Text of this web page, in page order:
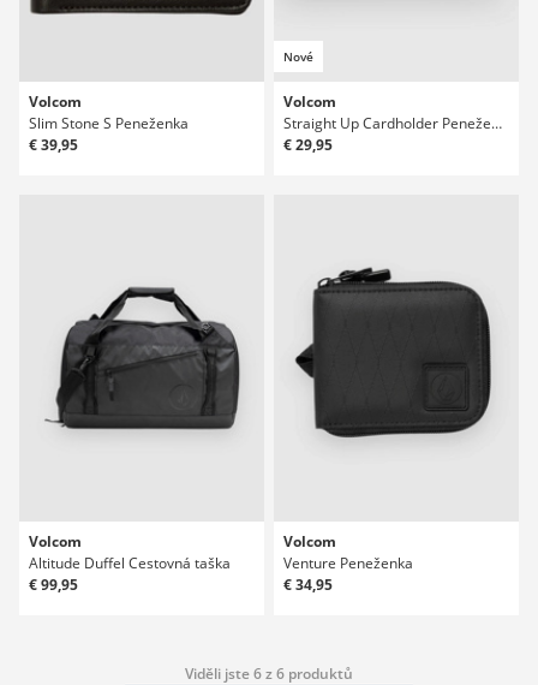
Volcom
Slim Stone S Peneženka
€ 39,95
Nové
Volcom
Straight Up Cardholder Peneženka
€ 29,95
Volcom
Altitude Duffel Cestovná taška
€ 99,95
Volcom
Venture Peneženka
€ 34,95
Viděli jste 6 z 6 produktů